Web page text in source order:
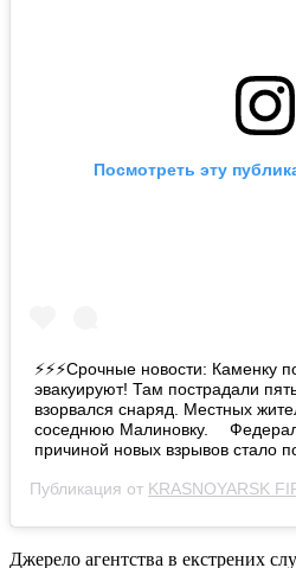
Посмотреть эту
⚡⚡⚡Срочные новости: Каменку
эвакуируют! Там пострадали
взорвался снаряд. Местных
соседнюю Малиновку. ⠀
причиной новых взрывов стало
Публикация от KRASNOYARSK
Джерело агентства в екстрених